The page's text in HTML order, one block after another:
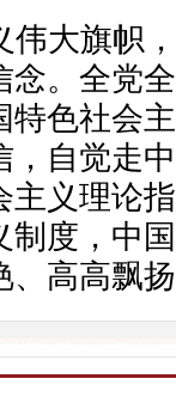
大旗帜
念。全党
色社会
自觉走
主义理论
度，中
、高高飘